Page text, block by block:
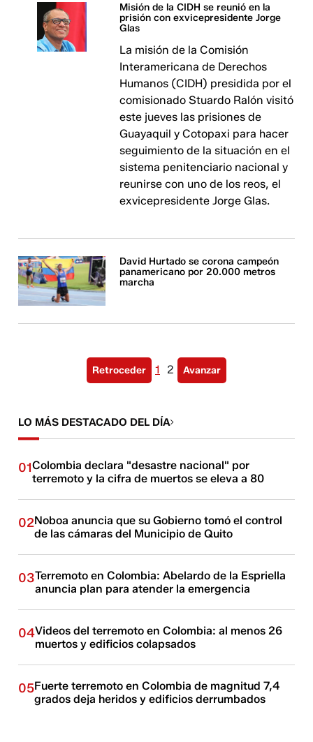
Misión de la CIDH se reunió en la
prisión con exvicepresidente Jorge
Glas
La misión de la Comisión
Interamericana de Derechos
Humanos (CIDH) presidida por el
comisionado Stuardo Ralón visitó
este jueves las prisiones de
Guayaquil y Cotopaxi para hacer
seguimiento de la situación en el
sistema penitenciario nacional y
reunirse con uno de los reos, el
exvicepresidente Jorge Glas.
David Hurtado se corona campeón
panamericano por 20.000 metros
marcha
Retroceder 1 2 Avanzar
LO MÁS DESTACADO DEL DÍA
01Colombia declara "desastre nacional" por
terremoto y la cifra de muertos se eleva a 80
02Noboa anuncia que su Gobierno tomó el control
de las cámaras del Municipio de Quito
03Terremoto en Colombia: Abelardo de la Espriella
anuncia plan para atender la emergencia
04Videos del terremoto en Colombia: al menos 26
muertos y edificios colapsados
05Fuerte terremoto en Colombia de magnitud 7,4
grados deja heridos y edificios derrumbados